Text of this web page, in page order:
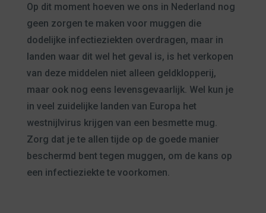
Op dit moment hoeven we ons in Nederland nog
geen zorgen te maken voor muggen die
dodelijke infectieziekten overdragen, maar in
landen waar dit wel het geval is, is het verkopen
van deze middelen niet alleen geldklopperij,
maar ook nog eens levensgevaarlijk. Wel kun je
in veel zuidelijke landen van Europa het
westnijlvirus krijgen van een besmette mug.
Zorg dat je te allen tijde op de goede manier
beschermd bent tegen muggen, om de kans op
een infectieziekte te voorkomen.